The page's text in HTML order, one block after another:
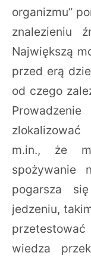
organizmu”
znalezieniu
Największą
przed erą
od czego
zlokalizować
m.in., że
spożywanie
pogarsza
jedzeniu,
wiedza